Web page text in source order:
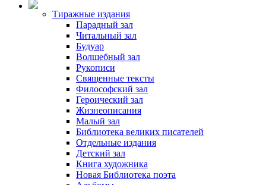
Тиражные издания
Парадный зал
Читальный зал
Будуар
Волшебный зал
Рукописи
Священные тексты
Философский зал
Героический зал
Жизнеописания
Малый зал
Библиотека великих писателей
Отдельные издания
Детский зал
Книга художника
Новая Библиотека поэта